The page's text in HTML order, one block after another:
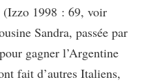
(Izzo 1998 : 69, voir
Sandra, passée par
gagner l’Argentine
fait d’autres Italiens,